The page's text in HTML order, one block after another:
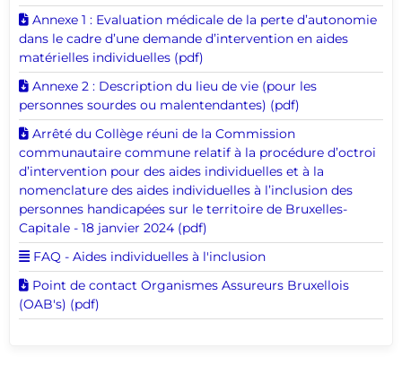
Télécharger ce document
Annexe 1 : Evaluation médicale de la perte d’autonomie
dans le cadre d’une demande d’intervention en aides
matérielles individuelles (pdf)
Télécharger ce document
Annexe 2 : Description du lieu de vie (pour les
personnes sourdes ou malentendantes) (pdf)
Télécharger ce document
Arrêté du Collège réuni de la Commission
communautaire commune relatif à la procédure d’octroi
d’intervention pour des aides individuelles et à la
nomenclature des aides individuelles à l’inclusion des
personnes handicapées sur le territoire de Bruxelles-
Capitale - 18 janvier 2024 (pdf)
Voir cette page
FAQ - Aides individuelles à l'inclusion
Télécharger ce document
Point de contact Organismes Assureurs Bruxellois
(OAB's) (pdf)